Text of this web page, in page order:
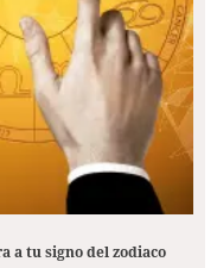
a tu signo del zodiaco